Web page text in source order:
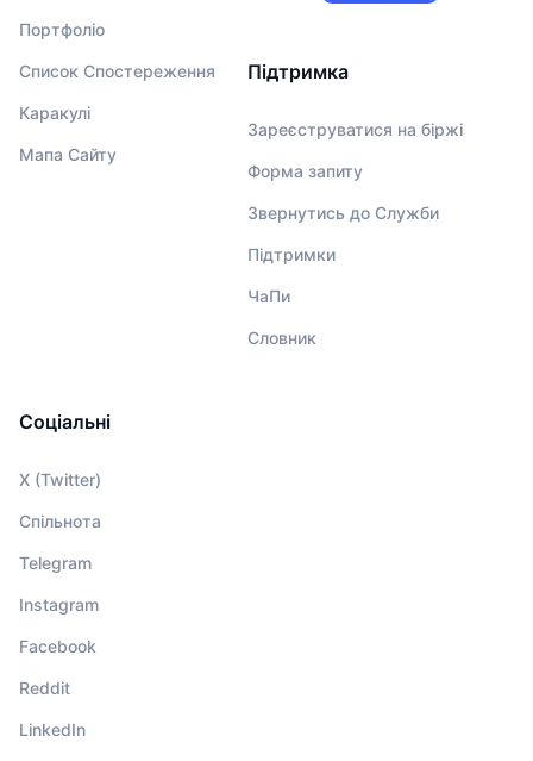
Портфоліо
Список Спостереження
Каракулі
Мапа Сайту
Підтримка
Зареєструватися на біржі
Форма запиту
Звернутись до Служби
Підтримки
ЧаПи
Словник
Соціальні
X (Twitter)
Спільнота
Telegram
Instagram
Facebook
Reddit
LinkedIn